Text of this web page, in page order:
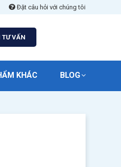
Đặt câu hỏi với chúng tôi
TƯ VẤN
KHÁC BLOG